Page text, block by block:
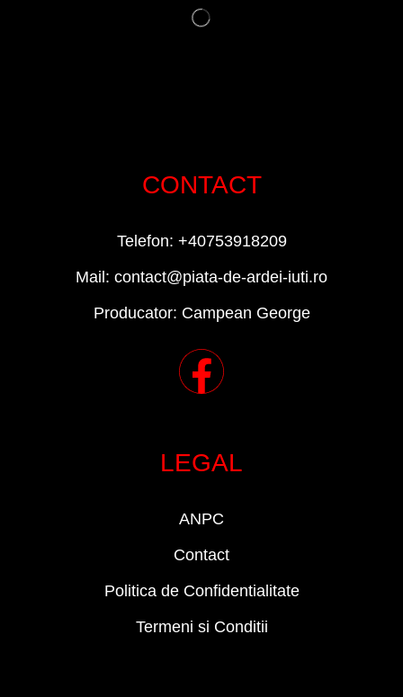
CONTACT
Telefon: +40753918209
Mail: contact@piata-de-ardei-iuti.ro
Producator: Campean George
LEGAL
ANPC
Contact
Politica de Confidentialitate
Termeni si Conditii